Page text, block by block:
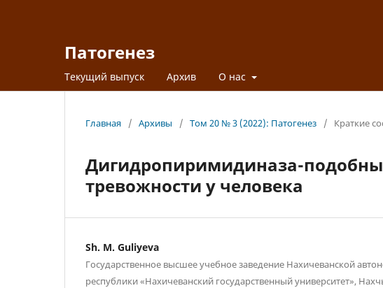
Патогенез
Текущий выпуск Архив О нас
Главная / Архивы / Том 20 № 3 (2022): Патогенез / Краткие
Дигидропиримидиназа-
тревожности у человека
Sh. M. Guliyeva
Государственное высшее учебное заведение Нахичеванской
республики «Нахичеванский государственный университет»,